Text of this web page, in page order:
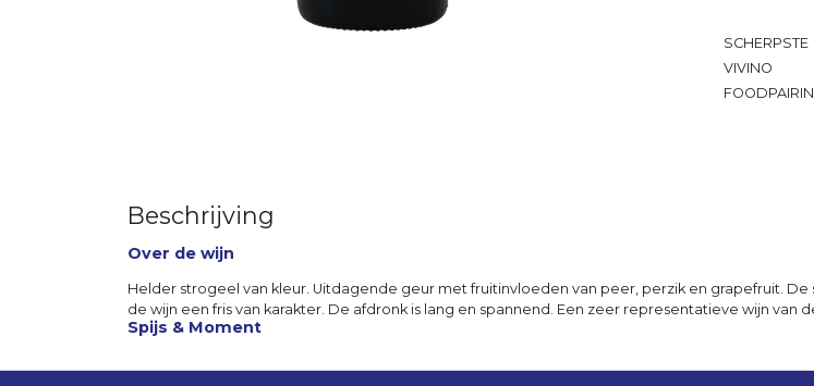
SCHERPSTE
VIVINO
Beschrijving
Over de wijn
Helder strogeel van kleur. Uitdagende geur met fruitinvloeden van peer, perzik en grapefruit.
de wijn een fris van karakter. De afdronk is lang en spannend. Een zeer representatieve wijn van
Spijs & Moment